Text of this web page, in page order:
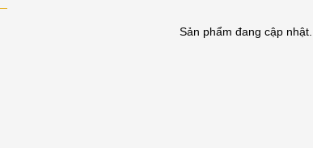
Sản phẩm đang cập nhật...